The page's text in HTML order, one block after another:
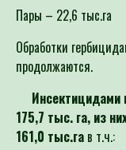
Пары – 22,6 тыс.га
Обработки
продолжаются.
Инсектицидами
175,7 тыс. га, из
161,0 тыс.гав т.ч.: